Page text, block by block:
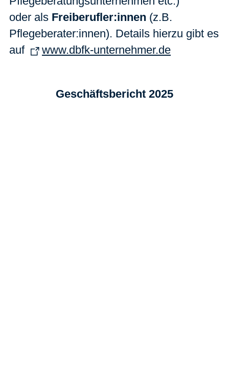
oder als Freiberufler:innen (z.B.
Pflegeberater:innen). Details hierzu gibt es
auf
www.dbfk-unternehmer.de
Geschäftsbericht 2025